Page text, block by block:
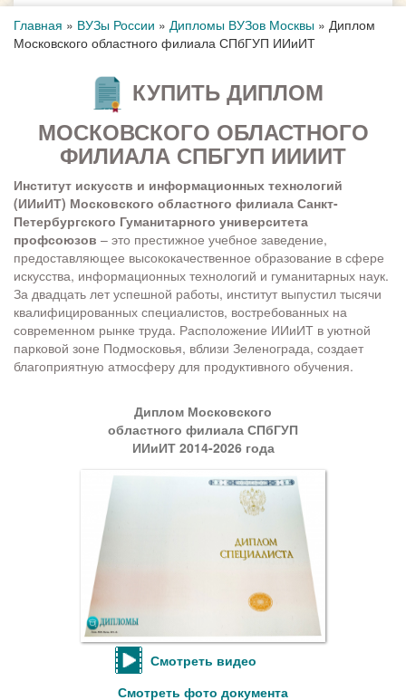
Главная » ВУЗы России » Дипломы ВУЗов Москвы » Диплом
Московского областного филиала СПбГУП ИИиИТ
КУПИТЬ ДИПЛОМ
МОСКОВСКОГО ОБЛАСТНОГО
ФИЛИАЛА СПБГУП ИИИИТ
Институт искусств и информационных технологий
(ИИиИТ) Московского областного филиала Санкт-
Петербургского Гуманитарного университета
профсоюзов – это престижное учебное заведение,
предоставляющее высококачественное образование в сфере
искусства, информационных технологий и гуманитарных наук.
За двадцать лет успешной работы, институт выпустил тысячи
квалифицированных специалистов, востребованных на
современном рынке труда. Расположение ИИиИТ в уютной
парковой зоне Подмосковья, вблизи Зеленограда, создает
благоприятную атмосферу для продуктивного обучения.
Диплом Московского
областного филиала СПбГУП
ИИиИТ 2014-2026 года
Смотреть видео
Смотреть фото документа